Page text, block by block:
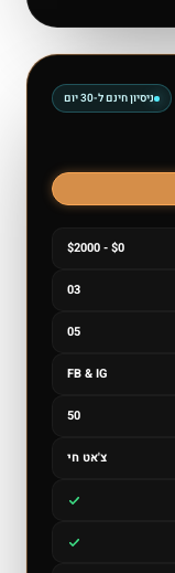
ניסיון חינם ל-30 יום
$0 - $2000
03
05
FB & IG
50
צ'אט חי